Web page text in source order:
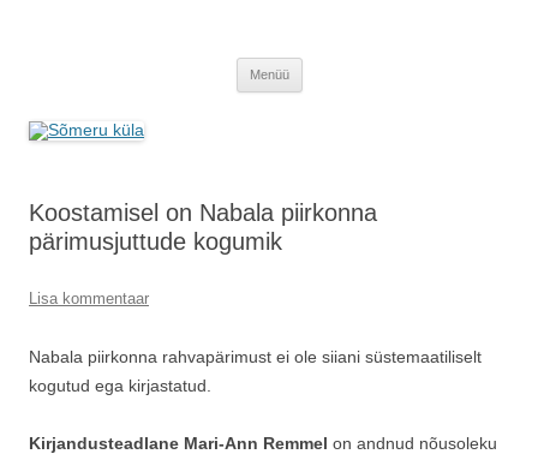
Menüü
Koostamisel on Nabala piirkonna
pärimusjuttude kogumik
Lisa kommentaar
Nabala piirkonna rahvapärimust ei ole siiani süstemaatiliselt
kogutud ega kirjastatud.
Kirjandusteadlane Mari-Ann Remmel on andnud nõusoleku